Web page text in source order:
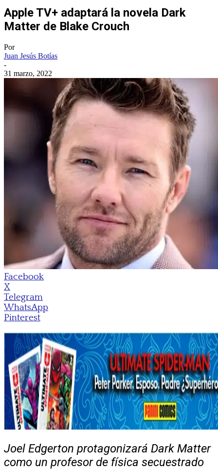
Apple TV+ adaptará la novela Dark
Matter de Blake Crouch
Por
Juan Jesús Botías
-
31 marzo, 2022
Facebook
X
Telegram
WhatsApp
Pinterest
Joel Edgerton protagonizará Dark Matter
como un profesor de física secuestrado